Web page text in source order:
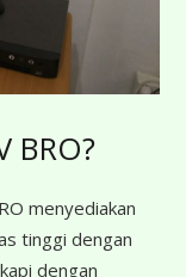
BRO?
menyediakan
tinggi dengan
dengan